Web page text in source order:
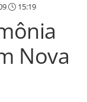
15:19
Nova